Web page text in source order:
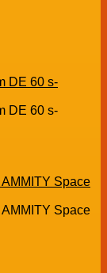
DE 60 s-
DE 60 s-
Space
Space